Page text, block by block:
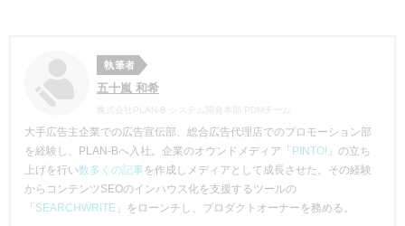
執筆者
五十嵐 和希
株式会社PLAN-B システム開発本部 PDMチーム
大手広告主企業での広告宣伝部、総合広告代理店でのプロモーション部
を経験し、PLAN-Bへ入社。企業のオウンドメディア「 PINTO! 」の立ち
上げを行い数多くの記事を作成しメディアとして成長させた。その経験
からコンテンツSEOのインハウス化を支援するツールの
「 SEARCHWRITE 」をローンチし、プロダクトオーナーを務める。